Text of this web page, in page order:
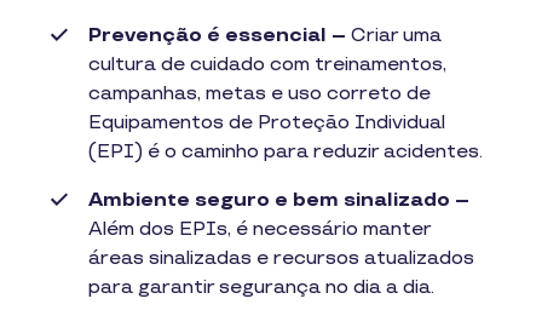
Prevenção é essencial – Criar uma
cultura de cuidado com treinamentos,
campanhas, metas e uso correto de
Equipamentos de Proteção Individual
(EPI) é o caminho para reduzir acidentes.
Ambiente seguro e bem sinalizado –
Além dos EPIs, é necessário manter
áreas sinalizadas e recursos atualizados
para garantir segurança no dia a dia.